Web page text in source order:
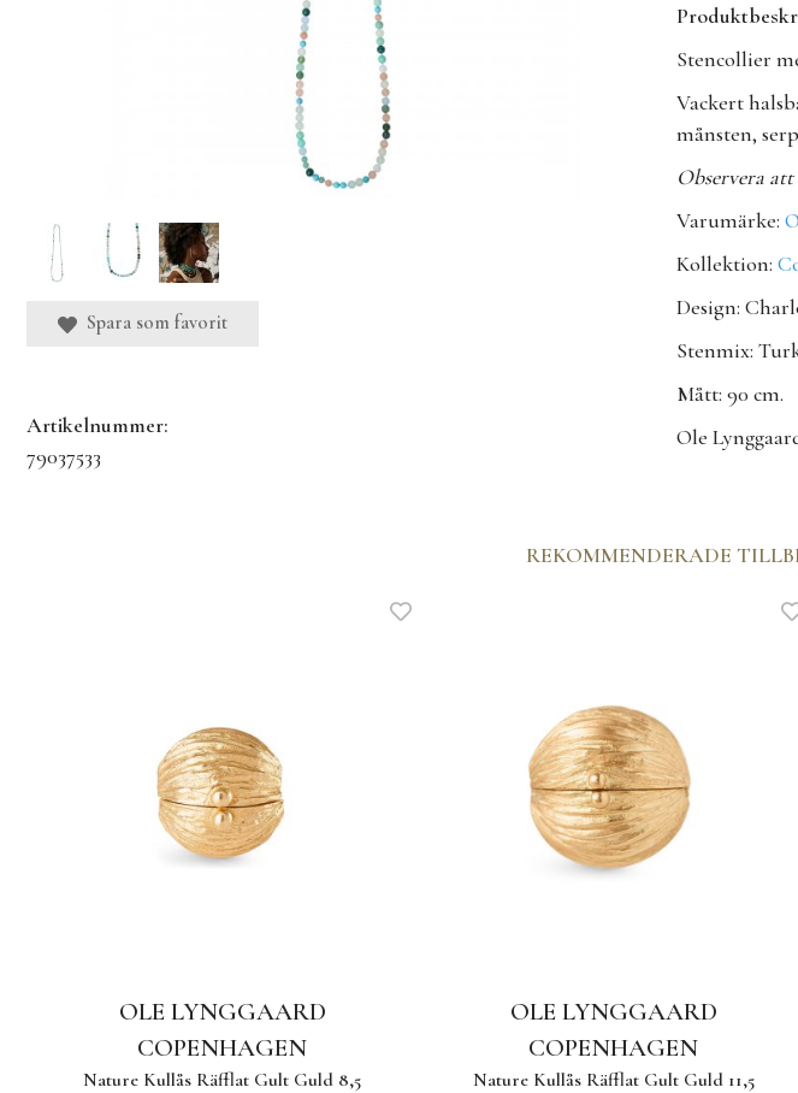
Stencollier
Vackert
månsten,
Observera att
Varumärke:
Kollektion:
Design:
Stenmix:
Mått: 90 cm.
Ole
Spara som favorit
Artikelnummer:
79037533
REKOMMENDERADE
OLE LYNGGAARD
COPENHAGEN
Nature Kullås Räfflat Gult Guld 8,5
OLE LYNGGAARD
COPENHAGEN
Nature Kullås Räfflat Gult Guld 11,5